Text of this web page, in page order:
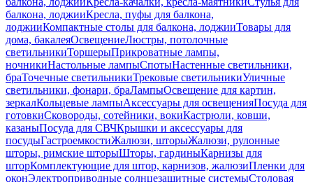
балкона, лоджииКресла, пуфы для балкона,
лоджииКомпактные столы для балкона, лоджииТовары для
дома, бакалеяОсвещениеЛюстры, потолочные
светильникиТоршерыПрикроватные лампы,
ночникиНастольные лампыСпотыНастенные светильники,
браТочечные светильникиТрековые светильникиУличные
светильники, фонари, браЛампыОсвещение для картин,
зеркалКольцевые лампыАксессуары для освещенияПосуда для
готовкиСковороды, сотейники, вокиКастрюли, ковши,
казаныПосуда для СВЧКрышки и аксессуары для
посудыГастроемкостиЖалюзи, шторыЖалюзи, рулонные
шторы, римские шторыШторы, гардиныКарнизы для
шторКомплектующие для штор, карнизов, жалюзиПленки для
оконЭлектроприводные солнцезащитные системыСтоловая